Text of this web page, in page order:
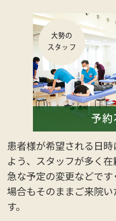
大勢の
スタッフ
予
患者様が希望される日
よう、スタッフが多く在
急な予定の変更などで
場合もそのままご来院
す。